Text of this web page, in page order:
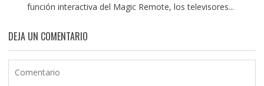
función interactiva del Magic Remote, los televisores...
DEJA UN COMENTARIO